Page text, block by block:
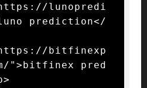
lunopredi
prediction</
bitfinexp
">bitfinex pred